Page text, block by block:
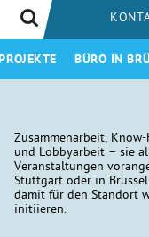
BÜRO IN
Zusammenarbeit,
und Lobbyarbeit – sie
Veranstaltungen
Stuttgart oder in
damit für den Standort
initiieren.